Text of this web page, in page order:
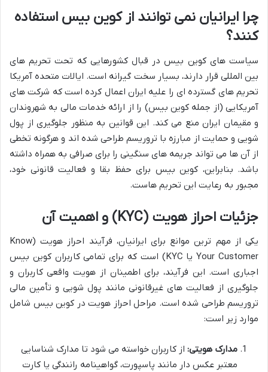
چرا ایرانیان نمی توانند از کوین بیس استفاده
کنند؟
سیاست های کوین بیس در قبال کشورهایی که تحت تحریم های
بین المللی قرار دارند، بسیار سخت گیرانه است. ایالات متحده آمریکا
تحریم های گسترده ای را علیه ایران اعمال کرده است که شرکت های
آمریکایی (از جمله کوین بیس) را از ارائه خدمات مالی به شهروندان
و مقیمان ایران منع می کند. این قوانین به منظور جلوگیری از پول
شویی و حمایت از مبارزه با تروریسم طراحی شده اند و هرگونه تخطی
از آن ها می تواند جریمه های سنگینی را برای صرافی به همراه داشته
باشد. بنابراین، کوین بیس برای حفظ بقا و فعالیت قانونی خود،
مجبور به رعایت این تحریم هاست.
جزئیات احراز هویت (KYC) و اهمیت آن
یکی از مهم ترین موانع برای ایرانیان، فرآیند احراز هویت (Know
Your Customer یا KYC) است که برای تمامی کاربران کوین بیس
اجباری است. این فرآیند، برای اطمینان از هویت واقعی کاربران و
جلوگیری از فعالیت های غیرقانونی مانند پول شویی و تأمین مالی
تروریسم طراحی شده است. مراحل احراز هویت در کوین بیس شامل
موارد زیر است:
مدارک هویتی: از کاربران خواسته می شود تا مدارک شناسایی
معتبر عکس دار مانند پاسپورت، گواهینامه رانندگی یا کارت